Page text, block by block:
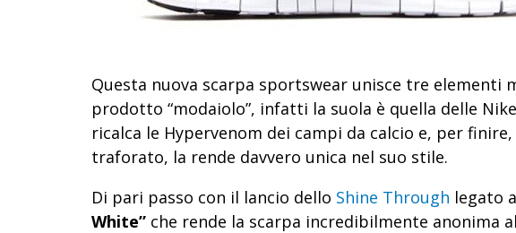
Questa nuova scarpa sportswear unisce tre elementi
prodotto “modaiolo”, infatti la suola è quella delle
ricalca le Hypervenom dei campi da calcio e, per
traforato, la rende davvero unica nel suo stile.
Di pari passo con il lancio dello Shine Through legato
White” che rende la scarpa incredibilmente anonima